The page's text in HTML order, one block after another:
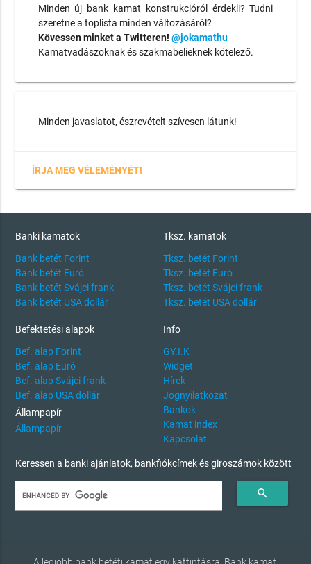
Minden új bank kamat konstrukcióról érdekli? Tudni
szeretne a toplista minden változásáról?
Kövessen minket a Twitteren! @jokamathu
Kamatvadászoknak és szakmabelieknek kötelező.
Minden javaslatot, észrevételt szívesen látunk!
ÍRJA MEG VÉLEMÉNYÉT!
Banki kamatok
Bank betét Forint
Bank betét Euró
Bank betét Svájci frank
Bank betét USA dollár
Tksz. kamatok
Tksz. betét Forint
Tksz. betét Euró
Tksz. betét Svájci frank
Tksz. betét USA dollár
Befektetési alapok
Bef. alap Forint
Bef. alap Euró
Bef. alap Svájci frank
Bef. alap USA dollár
Állampapír
Állampapír
Info
GY.I.K
Widget
Hírek
Jognyilatkozat
Bankok
Kamat index
Kapcsolat
Keressen a banki ajánlatok, bankfiókcímek és giroszámok között
search